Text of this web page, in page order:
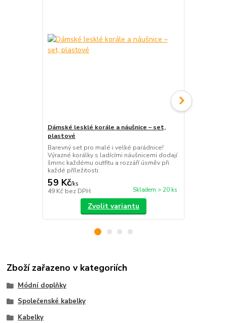
Dámské lesklé korále a náušnice – set,
plastové
Barevný set pro malé i velké parádnice!
Výrazné korálky s ladícími náušnicemi dodají
šmrnc každému outfitu a rozzáří úsměv při
každé příležitosti.
59 Kč/ks
49 Kč bez DPH Skladem > 20 ks
Zvolit variantu
Zboží zařazeno v kategoriích
Módní doplňky
Společenské kabelky
Kabelky